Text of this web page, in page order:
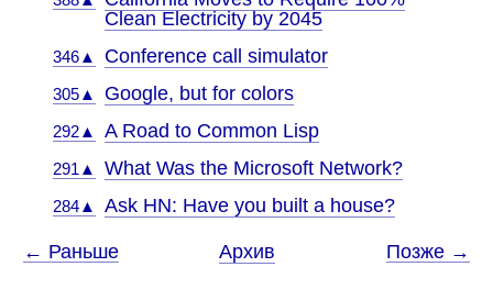
Clean Electricity by 2045
346▲ Conference call simulator
305▲ Google, but for colors
292▲ A Road to Common Lisp
291▲ What Was the Microsoft Network?
284▲ Ask HN: Have you built a house?
← Раньше Архив Позже →